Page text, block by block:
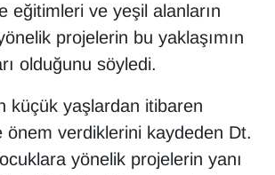
eğitimleri ve yeşil alanların
projelerin bu yaklaşımın
olduğunu söyledi.
küçük yaşlardan itibaren
önem verdiklerini kaydeden Dt.
yönelik projelerin yanı